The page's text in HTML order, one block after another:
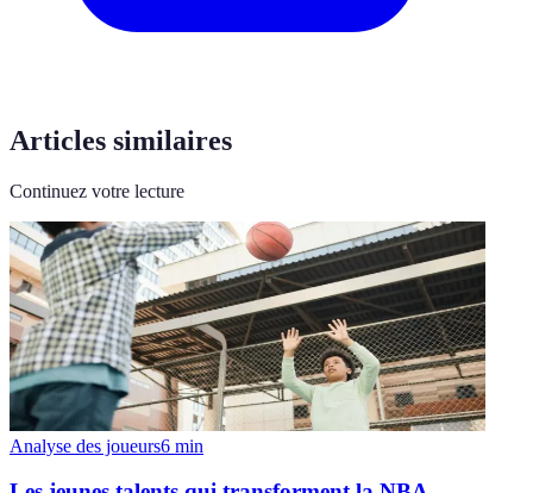
Articles similaires
Continuez votre lecture
Analyse des joueurs6 min